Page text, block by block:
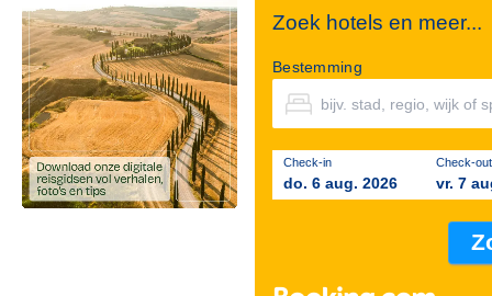
Zoek hotels en meer...
Bestemming
Check-in
do. 6 aug. 2026
Check-out
vr. 7